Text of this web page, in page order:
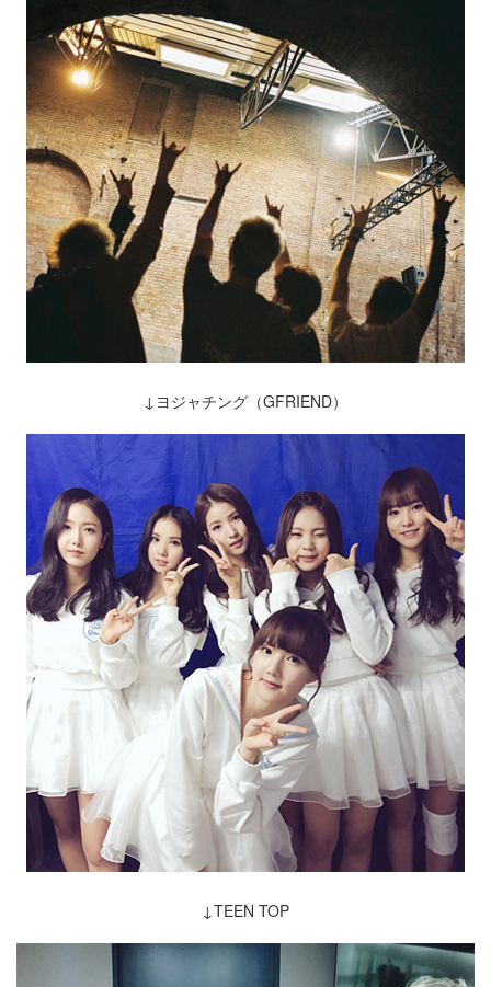
↓ヨジャチング（GFRIEND）
↓TEEN TOP